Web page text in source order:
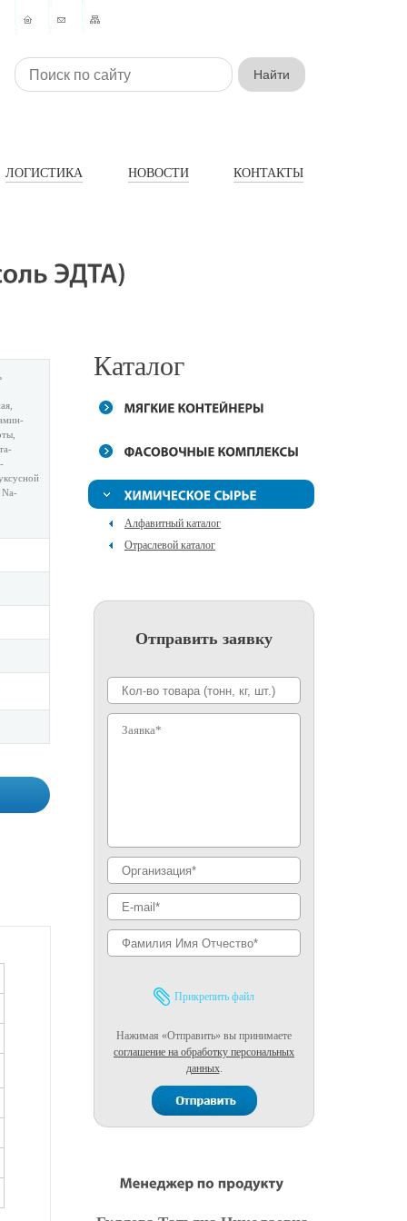
ЛОГИСТИКА НОВОСТИ КОНТАКТЫ
Na-
Каталог
Алфавитный каталог
Отраслевой каталог
Отправить заявку
Прикрепить файл
Нажимая «Отправить» вы принимаете
соглашение на обработку персональных
данных.